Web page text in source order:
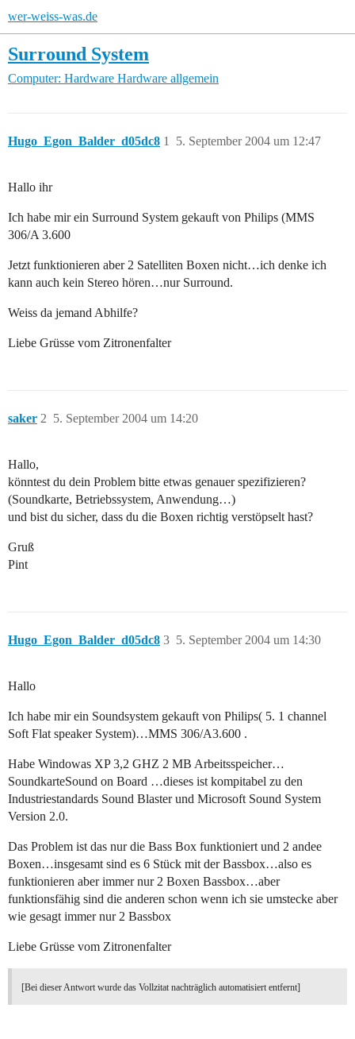
wer-weiss-was.de
Surround System
Computer: Hardware Hardware allgemein
Hugo_Egon_Balder_d05dc8 5. September 2004 um 12:47
1
Hallo ihr
Ich habe mir ein Surround System gekauft von Philips (MMS
306/A 3.600
Jetzt funktionieren aber 2 Satelliten Boxen nicht…ich denke ich
kann auch kein Stereo hören…nur Surround.
Weiss da jemand Abhilfe?
Liebe Grüsse vom Zitronenfalter
saker 5. September 2004 um 14:20
2
Hallo,
könntest du dein Problem bitte etwas genauer spezifizieren?
(Soundkarte, Betriebssystem, Anwendung…)
und bist du sicher, dass du die Boxen richtig verstöpselt hast?
Gruß
Pint
Hugo_Egon_Balder_d05dc8 5. September 2004 um 14:30
3
Hallo
Ich habe mir ein Soundsystem gekauft von Philips( 5. 1 channel
Soft Flat speaker System)…MMS 306/A3.600 .
Habe Windowas XP 3,2 GHZ 2 MB Arbeitsspeicher…
SoundkarteSound on Board …dieses ist kompitabel zu den
Industriestandards Sound Blaster und Microsoft Sound System
Version 2.0.
Das Problem ist das nur die Bass Box funktioniert und 2 andee
Boxen…insgesamt sind es 6 Stück mit der Bassbox…also es
funktionieren aber immer nur 2 Boxen Bassbox…aber
funktionsfähig sind die anderen schon wenn ich sie umstecke aber
wie gesagt immer nur 2 Bassbox
Liebe Grüsse vom Zitronenfalter
[Bei dieser Antwort wurde das Vollzitat nachträglich automatisiert entfernt]